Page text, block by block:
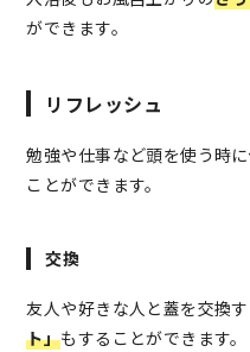
ができます。
リフレッシュ
勉強や仕事など頭を使う時
ことができます。
交換
友人や好きな人と蓋を交換
ト」もすることができます。